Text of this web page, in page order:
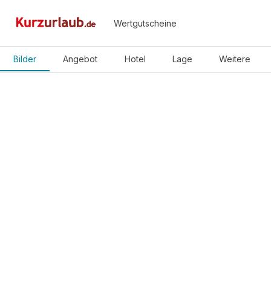
Wertgutscheine
Bilder Angebot Hotel Lage Weitere